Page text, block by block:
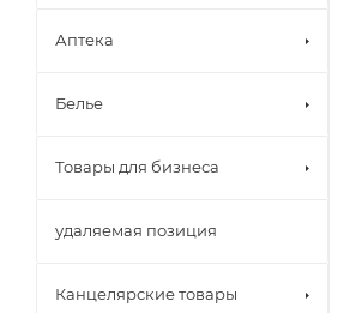
Аптека
Белье
Товары для бизнеса
удаляемая позиция
Канцелярские товары